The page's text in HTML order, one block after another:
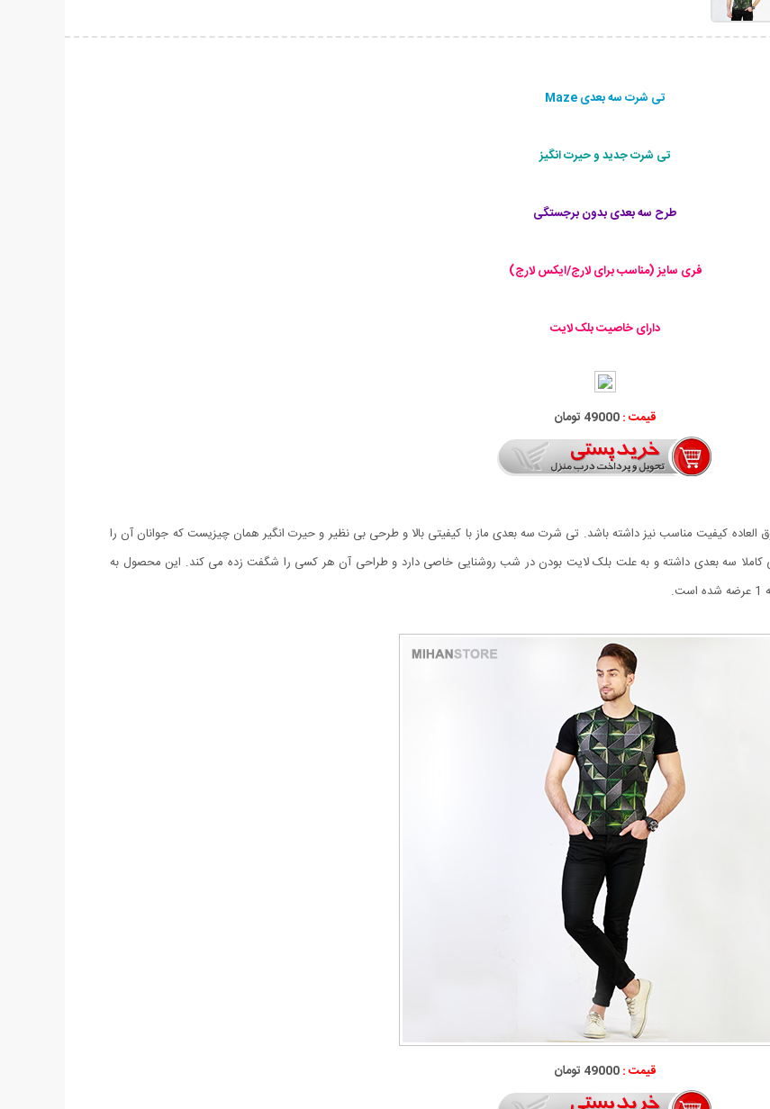
تی شرت سه بعدی Maze
تی شرت جدید و حیرت انگیز
طرح سه بعدی بدون برجستگی
فری سایز (مناسب برای لارج/ایکس لارج)
دارای خاصیت بلک لایت
قیمت :49000 تومان
العاده کیفیت مناسب نیز داشته باشد. تی شرت سه بعدی ماز با کیفیتی بالا و طرحی بی نظیر و حیرت انگیر همان چیزیست که جوانان آن را
کاملا سه بعدی داشته و به علت بلک لایت بودن در شب روشنایی خاصی دارد و طراحی آن هر کسی را شگفت زده می کند. این محصول به
قیمت :49000 تومان